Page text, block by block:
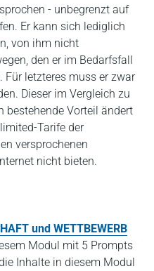
- unbegrenzt auf
Er kann sich lediglich
von ihm nicht
den er im Bedarfsfall
letzteres muss er zwar
Dieser im Vergleich zu
bestehende Vorteil ändert
Tarife der
versprochenen
nicht bieten.
und WETTBEWERB
Modul mit 5 Prompts
Inhalte in diesem Modul